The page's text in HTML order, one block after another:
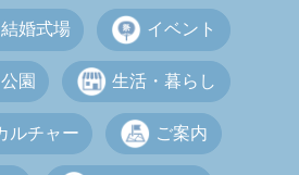
婚式場 イベント
園 生活・暮らし
ルチャー ご案内